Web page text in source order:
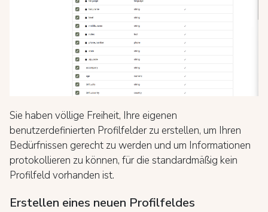
Sie haben völlige Freiheit, Ihre eigenen
benutzerdefinierten Profilfelder zu erstellen, um Ihren
Bedürfnissen gerecht zu werden und um Informationen
protokollieren zu können, für die standardmäßig kein
Profilfeld vorhanden ist.
Erstellen eines neuen Profilfeldes